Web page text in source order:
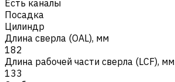
Есть каналы
Посадка
Цилиндр
Длина сверла (OAL), мм
182
Длина рабочей части сверла (LCF), мм
133